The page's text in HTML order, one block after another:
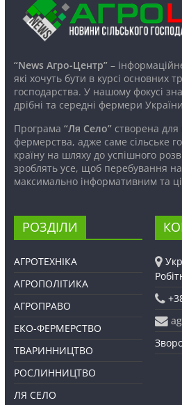
“News Агро-Центр”–
які хочуть бути в курсі основних
господарства. У нашому фокусі
дрібні та середні фермери
Програма “Ля Село”створена для
фермерства, адже саме сільське
країну на шляху до успішного
зроблять усе, щоб перебування
максимально інформативним та
РОЗДІЛИ
АГРОТЕХНІКА
АГРОПОЛІТИКА
АГРОПРАВО
ЕКО-ФЕРМЕРСТВО
ТВАРИННИЦТВО
РОСЛИННИЦТВО
ЛЯ СЕЛО